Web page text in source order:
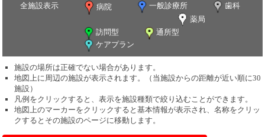
全施設表示 病院 一般診療所
歯科
薬局
訪問型
通所型
ケアプラン
施設の場所は正確でない場合があります。
地図上に周辺の施設が表示されます。（当施設からの距離が近い順に30
施設）
凡例をクリックすると、表示を施設種類で絞り込むことができます。
地図上のマーカーをクリックすると基本情報が表示され、名称をクリッ
クするとその施設のページに移動します。